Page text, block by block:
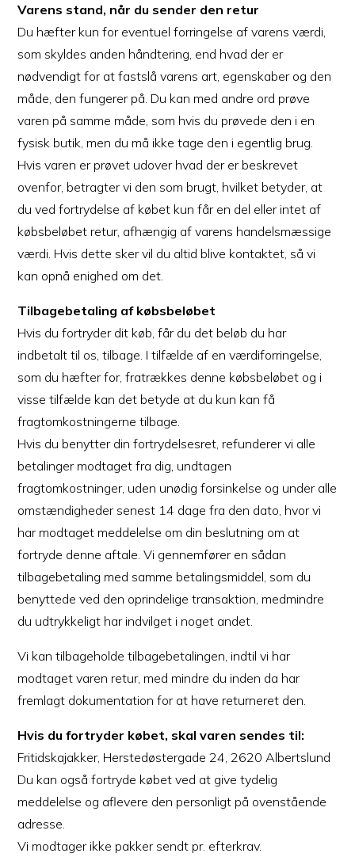
Varens stand, når du sender den retur
Du hæfter kun for eventuel forringelse af varens værdi,
som skyldes anden håndtering, end hvad der er
nødvendigt for at fastslå varens art, egenskaber og den
måde, den fungerer på. Du kan med andre ord prøve
varen på samme måde, som hvis du prøvede den i en
fysisk butik, men du må ikke tage den i egentlig brug.
Hvis varen er prøvet udover hvad der er beskrevet
ovenfor, betragter vi den som brugt, hvilket betyder, at
du ved fortrydelse af købet kun får en del eller intet af
købsbeløbet retur, afhængig af varens handelsmæssige
værdi. Hvis dette sker vil du altid blive kontaktet, så vi
kan opnå enighed om det.
Tilbagebetaling af købsbeløbet
Hvis du fortryder dit køb, får du det beløb du har
indbetalt til os, tilbage. I tilfælde af en værdiforringelse,
som du hæfter for, fratrækkes denne købsbeløbet og i
visse tilfælde kan det betyde at du kun kan få
fragtomkostningerne tilbage.
Hvis du benytter din fortrydelsesret, refunderer vi alle
betalinger modtaget fra dig, undtagen
fragtomkostninger, uden unødig forsinkelse og under alle
omstændigheder senest 14 dage fra den dato, hvor vi
har modtaget meddelelse om din beslutning om at
fortryde denne aftale. Vi gennemfører en sådan
tilbagebetaling med samme betalingsmiddel, som du
benyttede ved den oprindelige transaktion, medmindre
du udtrykkeligt har indvilget i noget andet.
Vi kan tilbageholde tilbagebetalingen, indtil vi har
modtaget varen retur, med mindre du inden da har
fremlagt dokumentation for at have returneret den.
Hvis du fortryder købet, skal varen sendes til:
Fritidskajakker, Herstedøstergade 24, 2620 Albertslund
Du kan også fortryde købet ved at give tydelig
meddelelse og aflevere den personligt på ovenstående
adresse.
Vi modtager ikke pakker sendt pr. efterkrav.